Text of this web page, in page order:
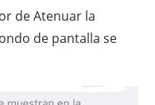
de Atenuar la
de pantalla se